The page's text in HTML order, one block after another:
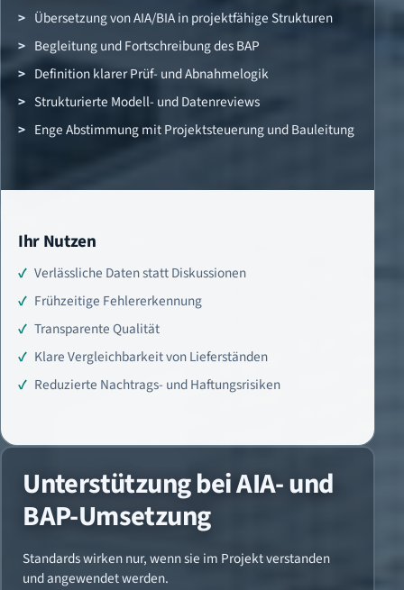
Übersetzung von AIA/BIA in projektfähige Strukturen
Begleitung und Fortschreibung des BAP
Definition klarer Prüf- und Abnahmelogik
Strukturierte Modell- und Datenreviews
Enge Abstimmung mit Projektsteuerung und Bauleitung
Ihr Nutzen
Verlässliche Daten statt Diskussionen
Frühzeitige Fehlererkennung
Transparente Qualität
Klare Vergleichbarkeit von Lieferständen
Reduzierte Nachtrags- und Haftungsrisiken
Unterstützung bei AIA- und
BAP-Umsetzung
Standards wirken nur, wenn sie im Projekt verstanden
und angewendet werden.